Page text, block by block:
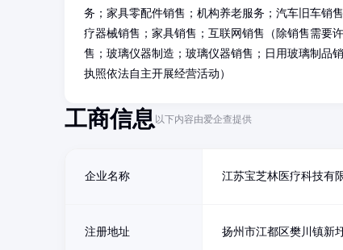
务；家具零配件销售；机构养老服务；汽车旧车销
疗器械销售；家具销售；互联网销售（除销售需要
售；玻璃仪器制造；玻璃仪器销售；日用玻璃制品
执照依法自主开展经营活动）
工商信息以下内容由爱企查提供
企业名称 江苏宝芝林医疗科技有
注册地址 扬州市江都区樊川镇新